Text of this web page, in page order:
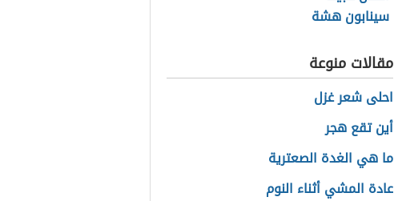
سينابون هشة
مقالات منوعة
احلى شعر غزل
أين تقع هجر
ما هي الغدة الصعترية
عادة المشي أثناء النوم